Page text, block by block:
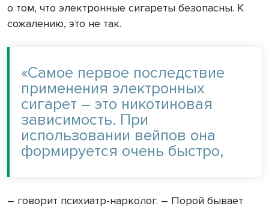
о том, что электронные сигареты безопасны. К
сожалению, это не так.
«Самое первое последствие
применения электронных
сигарет – это никотиновая
зависимость. При
использовании вейпов она
формируется очень быстро,
– говорит психиатр-нарколог. – Порой бывает